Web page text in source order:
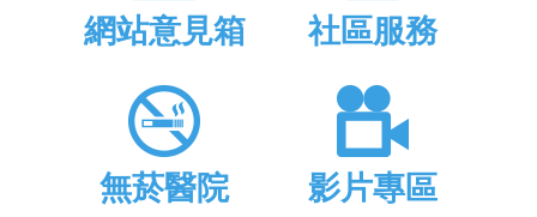
網站意見箱 社區服務
無菸醫院 影片專區